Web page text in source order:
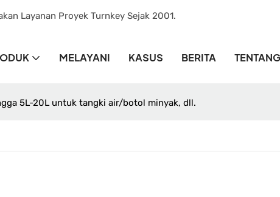
Layanan Proyek Turnkey Sejak 2001.
MELAYANI KASUS BERITA
5L-20L untuk tangki air/botol minyak, dll.